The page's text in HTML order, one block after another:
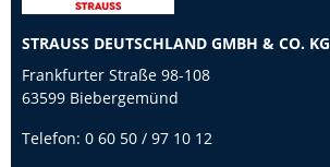
STRAUSS DEUTSCHLAND GMBH & CO. KG
Frankfurter Straße 98-108
63599 Biebergemünd
Telefon: 0 60 50 / 97 10 12